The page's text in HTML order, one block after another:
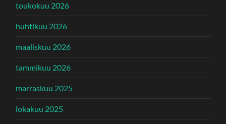
toukokuu 2026
huhtikuu 2026
maaliskuu 2026
tammikuu 2026
marraskuu 2025
lokakuu 2025